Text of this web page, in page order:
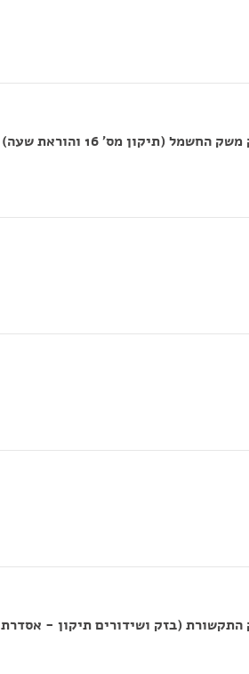
הוועדה המשותפת לוועדת הכלכלה ולוועדת הכנסת לדיון בהצעת חוק משק החשמל (תיקון מס' 16 והוראת שעה)
התקשורת (בזק ושידורים תיקון - אסדרת